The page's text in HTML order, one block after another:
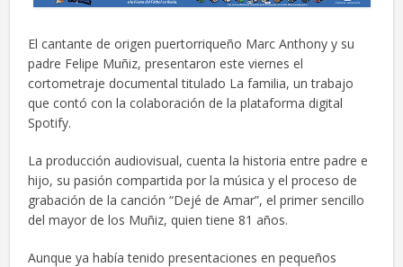
El cantante de origen puertorriqueño Marc Anthony y su
padre Felipe Muñiz, presentaron este viernes el
cortometraje documental titulado La familia, un trabajo
que contó con la colaboración de la plataforma digital
Spotify.
La producción audiovisual, cuenta la historia entre padre e
hijo, su pasión compartida por la música y el proceso de
grabación de la canción “Dejé de Amar”, el primer sencillo
del mayor de los Muñiz, quien tiene 81 años.
Aunque ya había tenido presentaciones en pequeños